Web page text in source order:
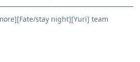
stay night][Yuri] team